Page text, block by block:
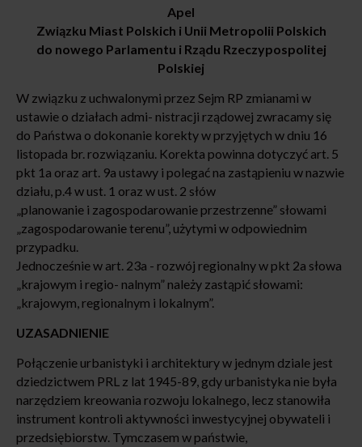
Apel
Związku Miast Polskich i Unii Metropolii Polskich
do nowego Parlamentu i Rządu Rzeczypospolitej
Polskiej
W związku z uchwalonymi przez Sejm RP zmianami w
ustawie o działach admi- nistracji rządowej zwracamy się
do Państwa o dokonanie korekty w przyjętych w dniu 16
listopada br. rozwiązaniu. Korekta powinna dotyczyć art. 5
pkt 1a oraz art. 9a ustawy i polegać na zastąpieniu w nazwie
działu, p.4 w ust. 1 oraz w ust. 2 słów
„planowanie i zagospodarowanie przestrzenne” słowami
„zagospodarowanie terenu”, użytymi w odpowiednim
przypadku.
Jednocześnie w art. 23a - rozwój regionalny w pkt 2a słowa
„krajowym i regio- nalnym” należy zastąpić słowami:
„krajowym, regionalnym i lokalnym”.
UZASADNIENIE
Połączenie urbanistyki i architektury w jednym dziale jest
dziedzictwem PRL z lat 1945-89, gdy urbanistyka nie była
narzędziem kreowania rozwoju lokalnego, lecz stanowiła
instrument kontroli aktywności inwestycyjnej obywateli i
przedsiębiorstw. Tymczasem w państwie,